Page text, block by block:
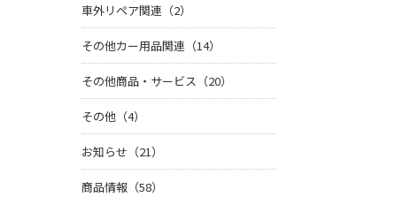
車外リペア関連（2）
その他カー用品関連（14）
その他商品・サービス（20）
その他（4）
お知らせ（21）
商品情報（58）